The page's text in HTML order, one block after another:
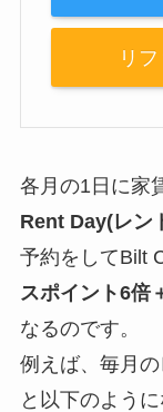
リ
各月の1日に家
Rent Day(レン
予約をしてBilt
スポイント6倍
なるのです。
例えば、毎月
と以下のように